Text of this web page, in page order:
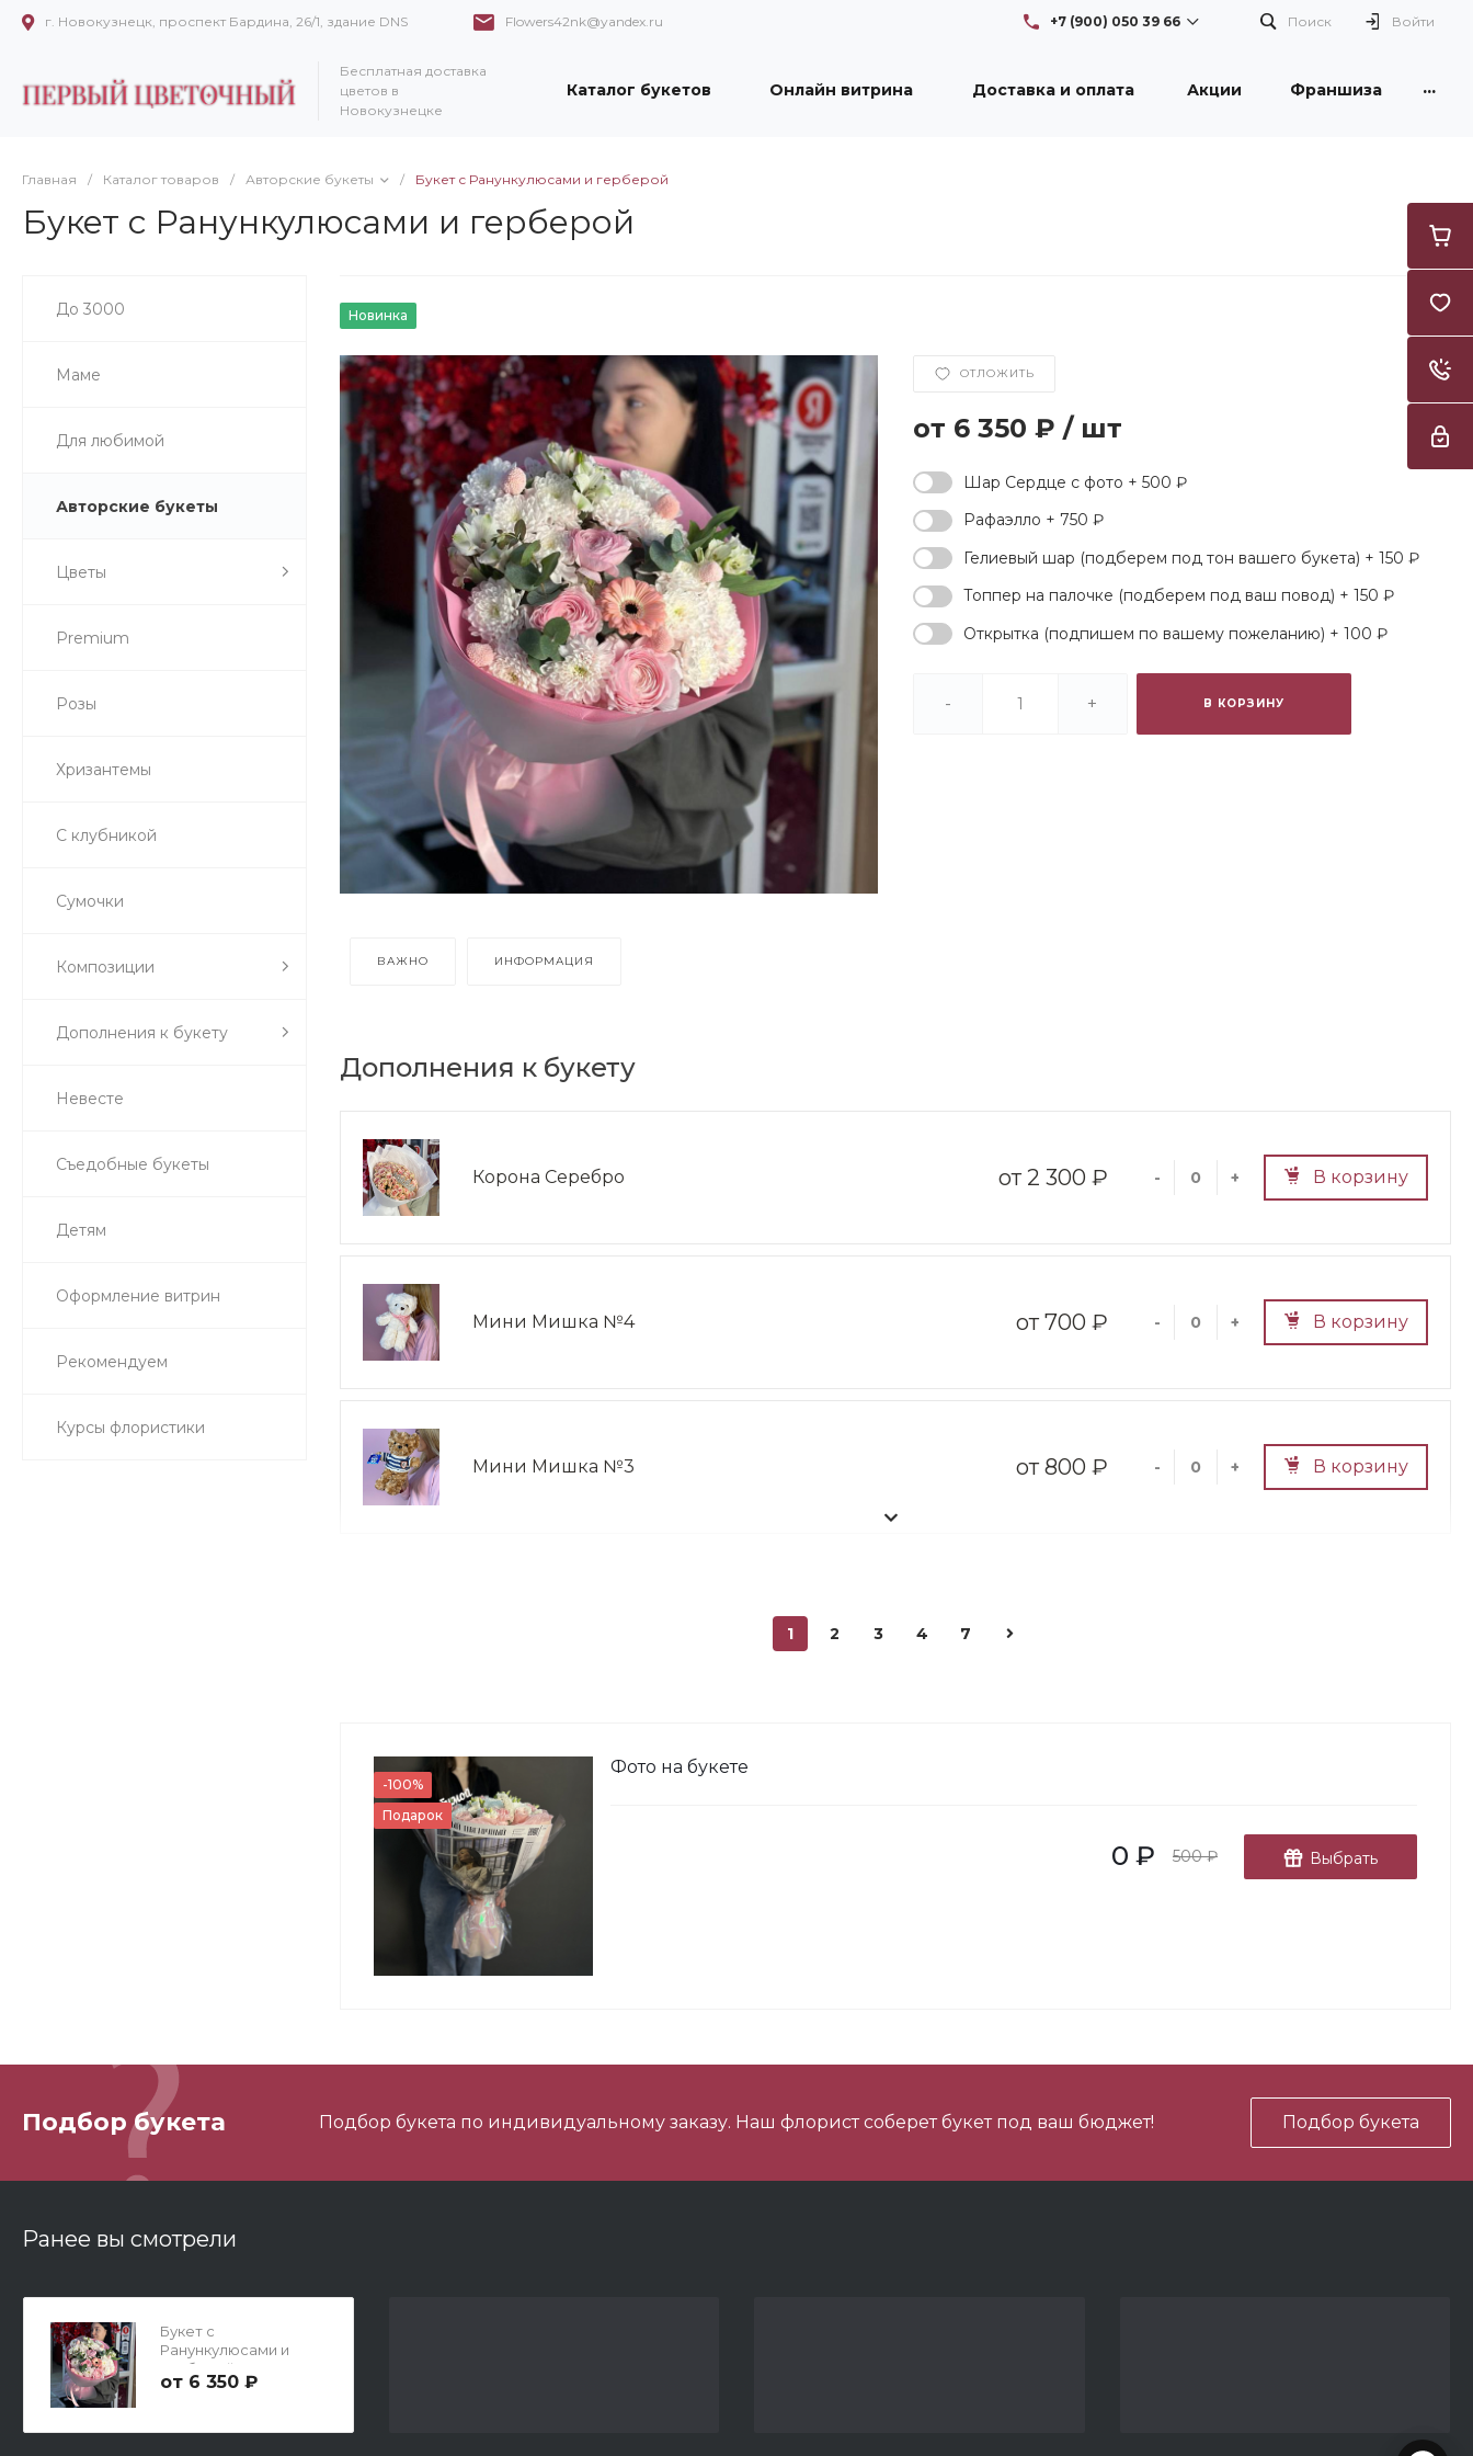
г. Новокузнецк, проспект Бардина, 26/1, здание DNS Flowers42nk@yandex.ru +7 (900) 050 39 66 Поиск Войти
Бесплатная доставка
цветов в
Новокузнецке
Каталог букетов Онлайн витрина Доставка и оплата Акции Франшиза ...
Главная / Каталог товаров / Авторские букеты / Букет с Ранункулюсами и герберой
Букет с Ранункулюсами и герберой
До 3000
Маме
Для любимой
Авторские букеты
Цветы
Premium
Розы
Хризантемы
С клубникой
Сумочки
Композиции
Дополнения к букету
Невесте
Съедобные букеты
Детям
Оформление витрин
Рекомендуем
Курсы флористики
Новинка
ОТЛОЖИТЬ
6 350 ₽ / шт
Шар Сердце с фото + 500 ₽
Рафаэлло + 750 ₽
Гелиевый шар (подберем под тон вашего букета) + 150 ₽
Топпер на палочке (подберем под ваш повод) + 150 ₽
Открытка (подпишем по вашему пожеланию) + 100 ₽
- + В КОРЗИНУ
ВАЖНО ИНФОРМАЦИЯ
Дополнения к букету
Корона Серебро 2 300 ₽ - + В корзину
Мини Мишка №4 700 ₽ - + В корзину
Мини Мишка №3 800 ₽ - + В корзину
Мишка Мини №1
3 шарика нежность
1 2 3 4 7
-100%
Подарок
Фото на букете
0 ₽ 500 ₽ Выбрать
Подбор букета Подбор букета по индивидуальному заказу. Наш флорист соберет букет под ваш бюджет! Подбор букета
Ранее вы смотрели
Букет с
Ранункулюсами и
герберой
6 350 ₽